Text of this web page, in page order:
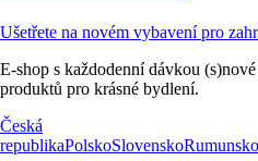
Ušetřete na novém vybavení pro
E-shop s každodenní dávkou
produktů pro krásné bydlení.
Česká
republikaPolskoSlovenskoRumunsko